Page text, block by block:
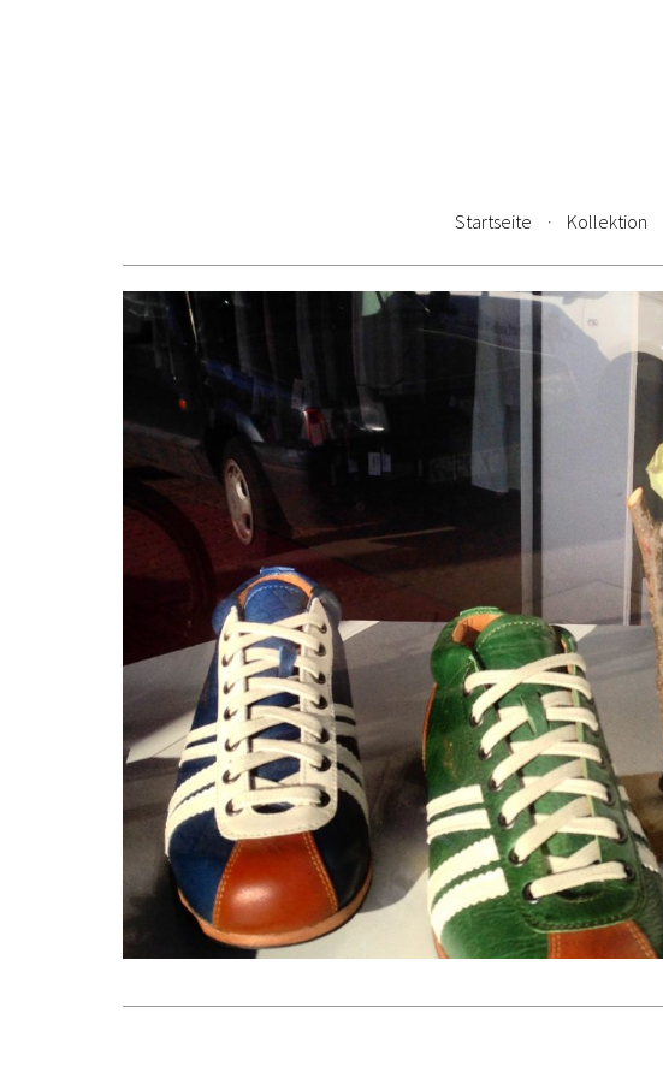
Startseite Kollektion